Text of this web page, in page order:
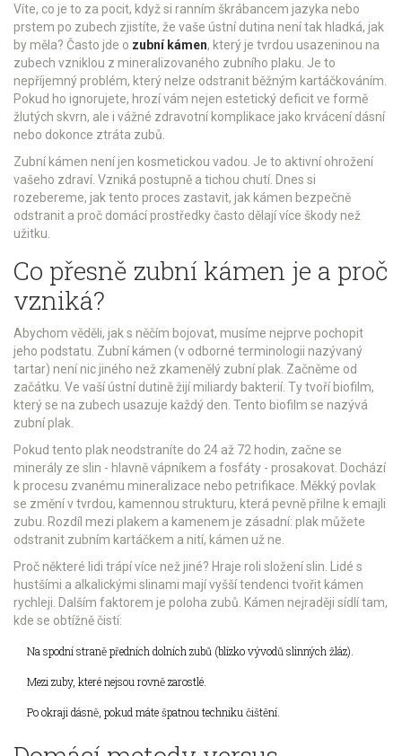
Víte, co je to za pocit, když si ranním škrábancem jazyka nebo
prstem po zubech zjistíte, že vaše ústní dutina není tak hladká, jak
by měla? Často jde o zubní kámen, který je tvrdou usazeninou na
zubech vzniklou z mineralizovaného zubního plaku . Je to
nepříjemný problém, který nelze odstranit běžným kartáčkováním.
Pokud ho ignorujete, hrozí vám nejen estetický deficit ve formě
žlutých skvrn, ale i vážné zdravotní komplikace jako krvácení dásní
nebo dokonce ztráta zubů.
Zubní kámen není jen kosmetickou vadou. Je to aktivní ohrožení
vašeho zdraví. Vzniká postupně a tichou chutí. Dnes si
rozebereme, jak tento proces zastavit, jak kámen bezpečně
odstranit a proč domácí prostředky často dělají více škody než
užitku.
Co přesně zubní kámen je a proč
vzniká?
Abychom věděli, jak s něčím bojovat, musíme nejprve pochopit
jeho podstatu. Zubní kámen (v odborné terminologii nazývaný
tartar) není nic jiného než zkamenělý zubní plak. Začněme od
začátku. Ve vaší ústní dutině žijí miliardy bakterií. Ty tvoří biofilm,
který se na zubech usazuje každý den. Tento biofilm se nazývá
zubní plak
Pokud tento plak neodstraníte do 24 až 72 hodin, začne se
minerály ze slin - hlavně vápníkem a fosfáty - prosakovat. Dochází
k procesu zvanému mineralizace nebo petrifikace. Měkký povlak
se změní v tvrdou, kamennou strukturu, která pevně přilne k emajli
zubu. Rozdíl mezi plakem a kamenem je zásadní: plak můžete
odstranit zubním kartáčkem a nití, kámen už ne.
Proč některé lidi trápí více než jiné? Hraje roli složení slin. Lidé s
hustšími a alkalickými slinami mají vyšší tendenci tvořit kámen
rychleji. Dalším faktorem je poloha zubů. Kámen nejraději sídlí tam,
kde se obtížně čistí:
Na spodní straně předních dolních zubů (blízko vývodů slinných žláz).
Mezi zuby, které nejsou rovně zarostlé.
Po okraji dásně, pokud máte špatnou techniku čištění.